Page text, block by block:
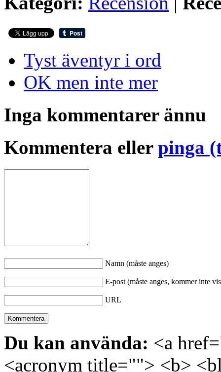
Tyst äventyr i ord
OK men inte mer
Inga kommentarer ännu
Kommentera eller pinga
Namn (måste anges)
E-post (måste anges, kommer inte
URL
Du kan använda: <a
<acronym title=""> <b>